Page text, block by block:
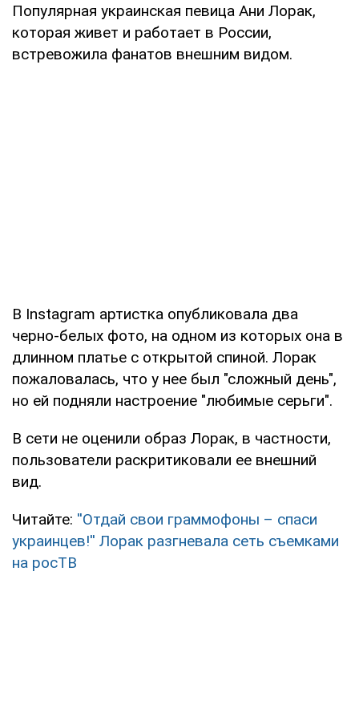
Популярная украинская певица Ани Лорак,
которая живет и работает в России,
встревожила фанатов внешним видом.
В Instagram артистка опубликовала два
черно-белых фото, на одном из которых она в
длинном платье с открытой спиной. Лорак
пожаловалась, что у нее был "сложный день",
но ей подняли настроение "любимые серьги".
В сети не оценили образ Лорак, в частности,
пользователи раскритиковали ее внешний
вид.
Читайте: ''Отдай свои граммофоны – спаси
украинцев!'' Лорак разгневала сеть съемками
на росТВ